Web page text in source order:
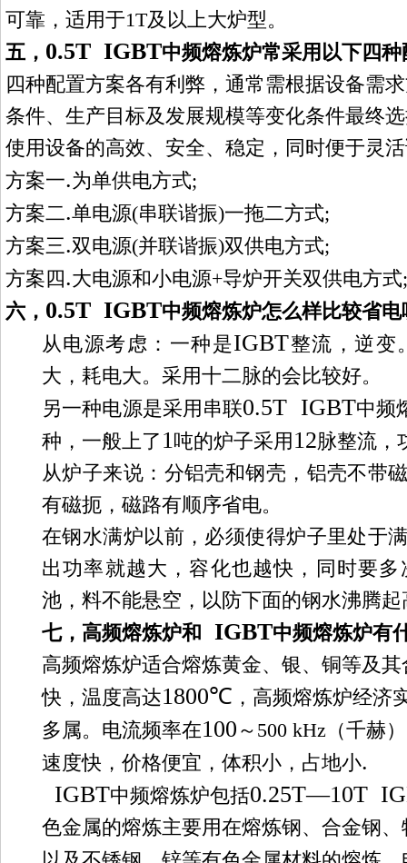
可靠，适用于1T及以上大炉型。
五， 0.5T IGBT中频熔炼炉常采用以下四
四种配置方案各有利弊，通常需根据设备需
条件、生产目标及发展规模等变化条件最终
使用设备的高效、安全、稳定，同时便于灵
方案一.为单供电方式;
方案二.单电源(串联谐振)一拖二方式;
方案三.双电源(并联谐振)双供电方式;
方案四.大电源和小电源+导炉开关双供电方式;
六， 0.5T IGBT中频熔炼炉怎么样比较省电
从电源考虑：一种是IGBT整流，逆变
大，耗电大。采用十二脉的会比较好。
另一种电源是采用 串联0.5T IGBT中频
种，一般上了 1吨的炉子采用 12脉整流，
从炉子来说：分铝壳和钢壳，铝壳不带
有磁扼，磁路有顺序省电。
在钢水满炉以前，必须使得炉子里处于
出功率就越大，容化也越快，同时要多
池，料不能悬空，以防下面的钢水沸腾
七， 高频熔炼炉和 IGBT中频熔炼炉有
高频熔炼炉适合熔炼黄金、银、铜等及
快，温度高达1800℃ ，高频熔炼炉经济
多属。电流频率在100 ～ 500 kHz （千赫
速度快，价格便宜，体积小，占地小.
IGBT中频熔炼炉包括0.25T—10T
色金属的熔炼主要用在熔炼钢、合金钢